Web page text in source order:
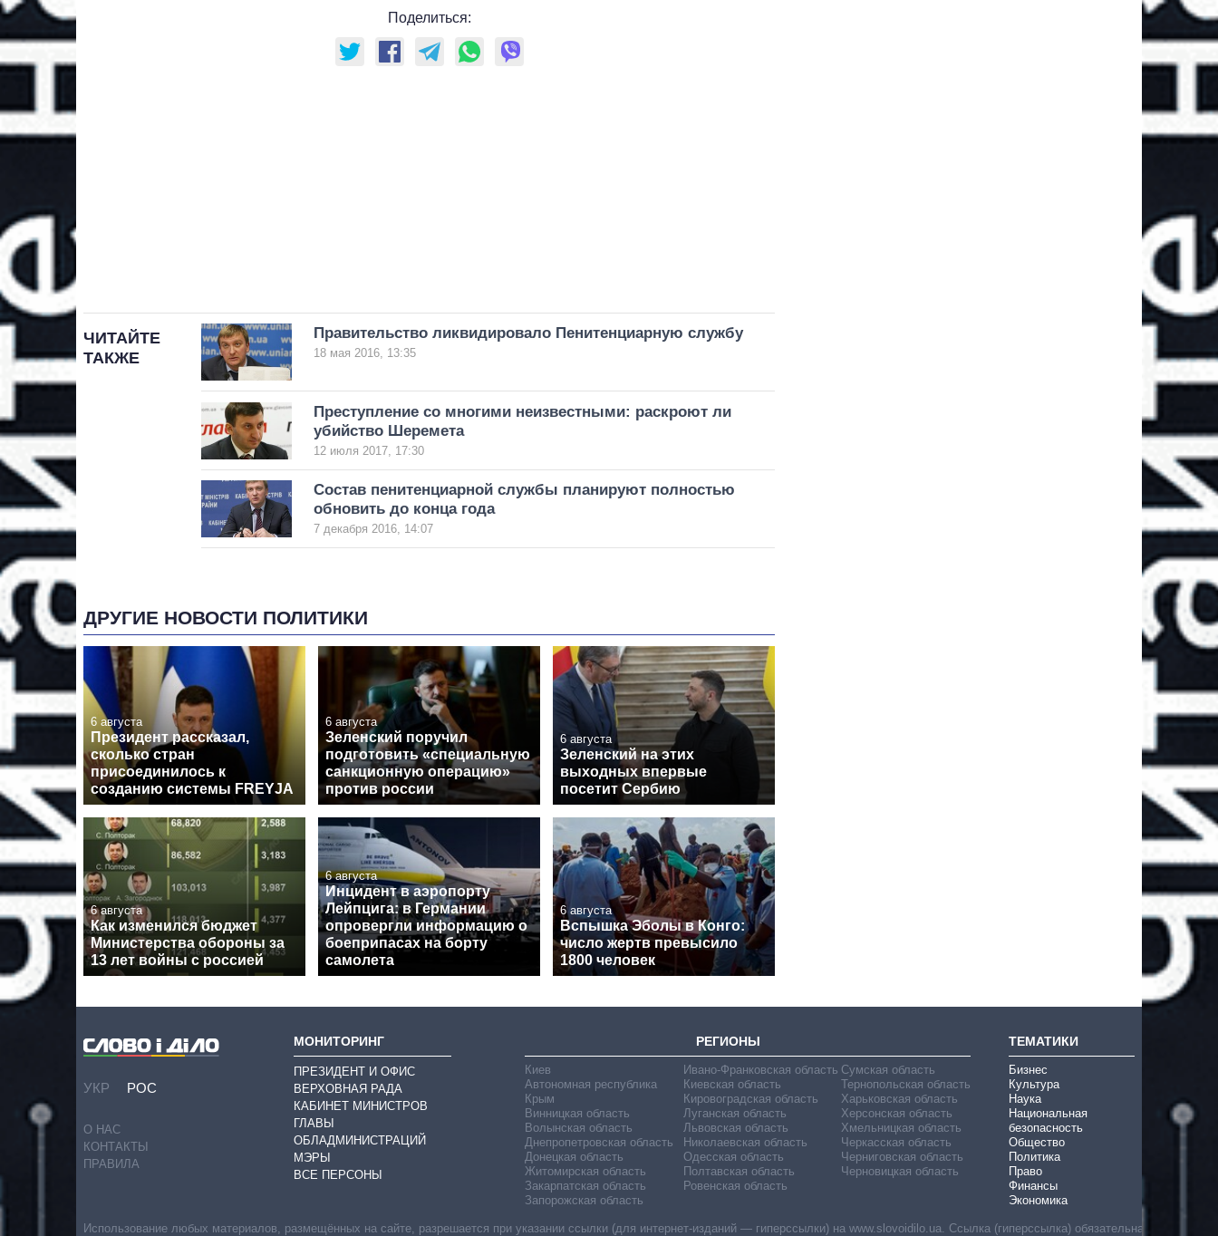
Поделиться:
ЧИТАЙТЕ
ТАКЖЕ
Правительство ликвидировало Пенитенциарную службу
18 мая 2016, 13:35
Преступление со многими неизвестными: раскроют ли
убийство Шеремета
12 июля 2017, 17:30
Состав пенитенциарной службы планируют полностью
обновить до конца года
7 декабря 2016, 14:07
ДРУГИЕ НОВОСТИ ПОЛИТИКИ
6 августа
Президент рассказал,
сколько стран
присоединилось к
созданию системы FREYJA
6 августа
Зеленский поручил
подготовить «специальную
санкционную операцию»
против россии
6 августа
Зеленский на этих
выходных впервые
посетит Сербию
6 августа
Как изменился бюджет
Министерства обороны за
13 лет войны с россией
6 августа
Инцидент в аэропорту
Лейпцига: в Германии
опровергли информацию о
боеприпасах на борту
самолета
6 августа
Вспышка Эболы в Конго:
число жертв превысило
1800 человек
УКР РОС
О НАС
КОНТАКТЫ
ПРАВИЛА
МОНИТОРИНГ
ПРЕЗИДЕНТ И ОФИС
ВЕРХОВНАЯ РАДА
КАБИНЕТ МИНИСТРОВ
ГЛАВЫ
ОБЛАДМИНИСТРАЦИЙ
МЭРЫ
ВСЕ ПЕРСОНЫ
РЕГИОНЫ
Киев
Автономная республика
Крым
Винницкая область
Волынская область
Днепропетровская область
Донецкая область
Житомирская область
Закарпатская область
Запорожская область
Ивано-Франковская область
Киевская область
Кировоградская область
Луганская область
Львовская область
Николаевская область
Одесская область
Полтавская область
Ровенская область
Сумская область
Тернопольская область
Харьковская область
Херсонская область
Хмельницкая область
Черкасская область
Черниговская область
Черновицкая область
ТЕМАТИКИ
Бизнес
Культура
Наука
Национальная
безопасность
Общество
Политика
Право
Финансы
Экономика
Использование любых материалов, размещённых на сайте, разрешается при указании ссылки (для интернет-изданий — гиперссылки) на www.slovoidilo.ua. Ссылка (гиперссылка) обязательна